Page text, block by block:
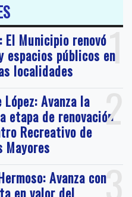
1
El Municipio renovó
espacios públicos en
localidades
2
Avanza la
etapa de renovación
Recreativo de
Mayores
3
Avanza con
en valor del